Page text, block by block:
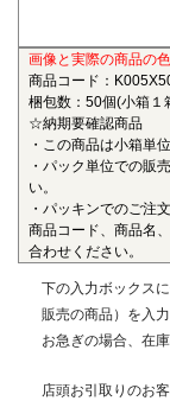
ポリアミドMXD6
強化した結晶性の
プラの中で最も大
にも優れることか
部品、一般機械、
建築用部材などの
■ポリエーテルエ
半結晶性の最高
プラスチックで
す。また、耐熱
画像と実際の商品の
商品コード：
梱包数：50個(小箱
☆納期要確認商品
・この商品は小箱単
・パック単位での販
い。
・パッキンでのご注
商品コード、商品名
合わせください。
下の入力ボックス
販売の商品）を入
お急ぎの場合、在
店頭お引取りのお客